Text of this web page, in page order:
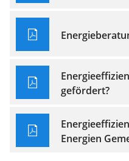
gefördert?
Energien